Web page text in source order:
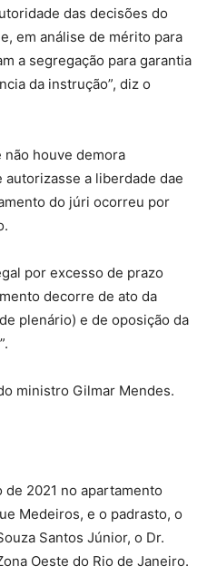
das decisões do
em análise de mérito para
a segregação para garantia
da instrução”, diz o
não houve demora
a liberdade dae
do júri ocorreu por
por excesso de prazo
decorre de ato da
plenário) e de oposição da
ministro Gilmar Mendes.
2021 no apartamento
Medeiros, e o padrasto, o
Santos Júnior, o Dr.
Oeste do Rio de Janeiro.